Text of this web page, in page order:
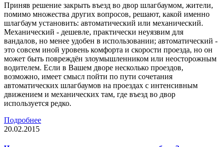
Приняв решение закрыть въезд во двор шлагбаумом, жители,
помимо множества других вопросов, решают, какой именно
шлагбаум установить: автоматический или механический.
Механический - дешевле, практически неуязвим для
вандалов, но менее удобен в использовании; автоматический -
это совсем иной уровень комфорта и скорости проезда, но он
может быть повреждён злоумышленником или неосторожным
водителем. Если в Вашем дворе несколько проездов,
возможно, имеет смысл пойти по пути сочетания
автоматических шлагбаумов на проездах с интенсивным
движением и механических там, где въезд во двор
используется редко.
Подробнее
20.02.2015